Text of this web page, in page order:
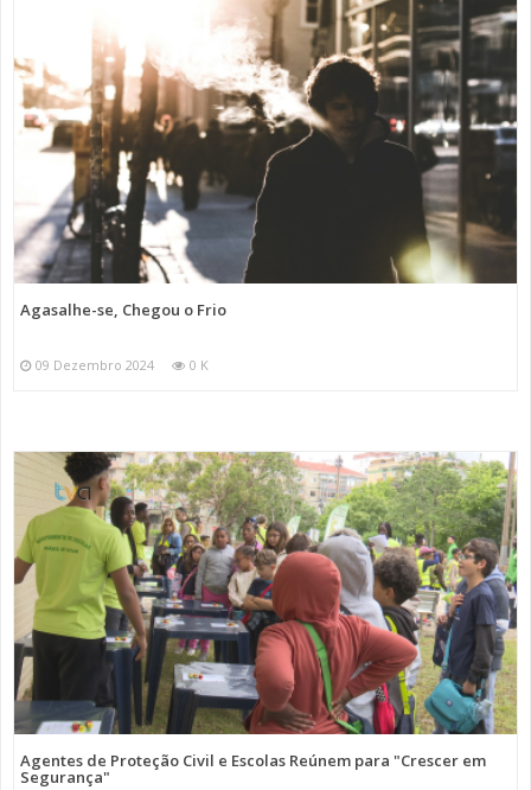
Agasalhe-se, Chegou o Frio
09 Dezembro 2024 0 K
Agentes de Proteção Civil e Escolas Reúnem para "Crescer em
Segurança"